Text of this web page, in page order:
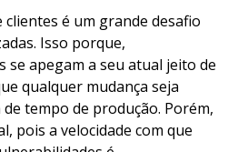
é um grande desafio
Isso porque,
se apegam a seu atual jeito de
qualquer mudança seja
tempo de produção. Porém,
pois a velocidade com que